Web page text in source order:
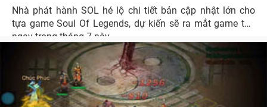
Nhà phát hành SOL hé lộ chi tiết bản cập nhật lớn cho
tựa game Soul Of Legends, dự kiến sẽ ra mắt game thủ
ngay trong tháng 7 này.